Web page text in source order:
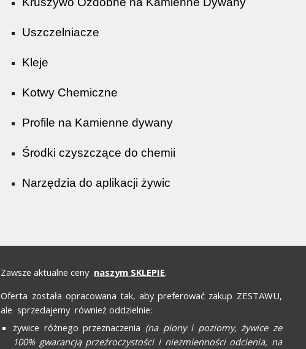
Uszczelniacze
Kleje
Kotwy Chemiczne
Profile na Kamienne dywany
Środki czyszczące do chemii
Narzędzia do aplikacji żywic
Zawsze aktualne ceny naszym SKLEPIE.
Oferta została opracowana tak, aby preferować zakup ZESTAWU,
ale sprzedajemy również oddzielnie:
żywice różnego przeznaczenia (na piony i poziomy, żywice ze
100% gwarancją przeźroczystości i niezmienności odcienia, na